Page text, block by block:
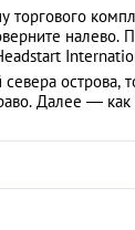
торгового
налево.
Далее ―